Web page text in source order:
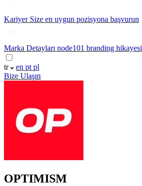
Kariyer Size en uygun pozisyona başvurun
Marka Detayları node101 branding hikayesi
tr en pt pl
Bize Ulaşın
OPTIMISM